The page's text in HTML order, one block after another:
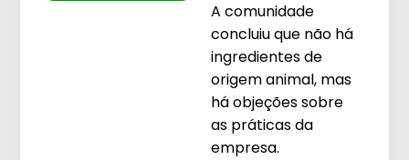
A comunidade
concluiu que não há
ingredientes de
origem animal, mas
há objeções sobre
as práticas da
empresa.